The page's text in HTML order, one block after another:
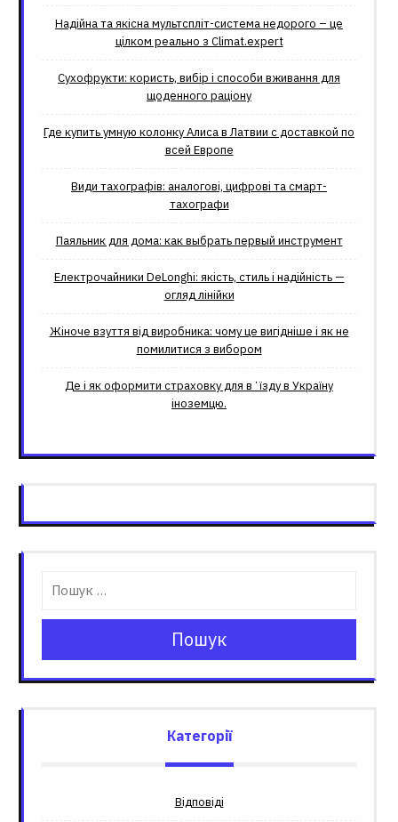
Надійна та якісна мультспліт-система недорого – це
цілком реально з Climat.еxpert
Сухофрукти: користь, вибір і способи вживання для
щоденного раціону
Где купить умную колонку Алиса в Латвии с доставкой по
всей Европе
Види тахографів: аналогові, цифрові та смарт-
тахографи
Паяльник для дома: как выбрать первый инструмент
Електрочайники DeLonghi: якість, стиль і надійність —
огляд лінійки
Жіноче взуття від виробника: чому це вигідніше і як не
помилитися з вибором
Де і як оформити страховку для вʼїзду в Україну
іноземцю.
Пошук
Категорії
Відповіді